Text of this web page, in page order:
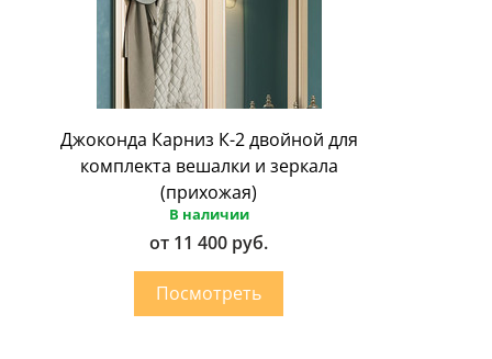
Джоконда Карниз К-2 двойной для
комплекта вешалки и зеркала
(прихожая)
В наличии
от 11 400 руб.